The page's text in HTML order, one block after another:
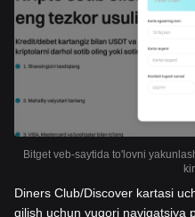
Bitget veb-saytida to'lovni
Diners Club/Discover kartasi
qilish uchun yuqori navigatsiya